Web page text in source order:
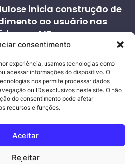
consentimento
experiência, usamos tecnologias como
acessar informações do dispositivo. O
nos permite processar dados
ou IDs exclusivos neste site. O não
do consentimento pode afetar
recursos e funções.
Aceitar
Rejeitar
inicia construção de
ao usuário nas
em MS
Página
anterior
Próxima
página
- Desenvolvimento Web
Joeber Garcia
FacebookInstagram